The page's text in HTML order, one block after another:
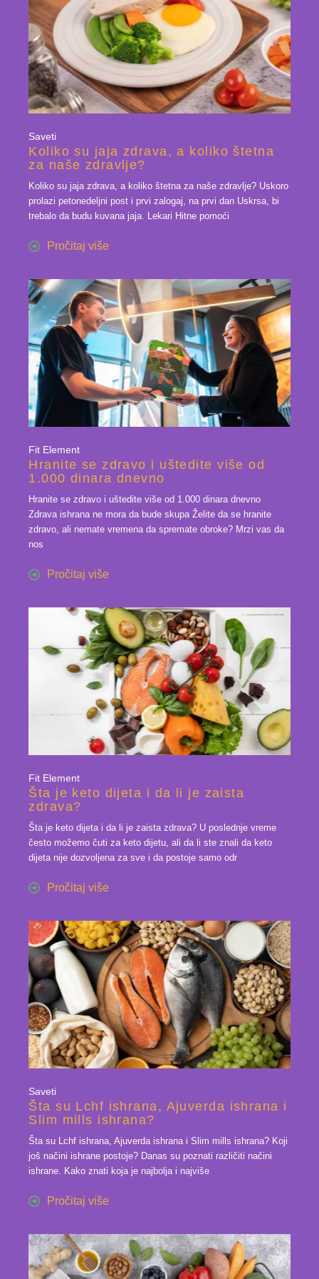
Saveti
Koliko su jaja zdrava, a koliko štetna
za naše zdravlje?
Koliko su jaja zdrava, a koliko štetna za naše zdravlje? Uskoro
prolazi petonedeljni post i prvi zalogaj, na prvi dan Uskrsa, bi
trebalo da budu kuvana jaja. Lekari Hitne pomoći
Pročitaj više
Fit Element
Hranite se zdravo i uštedite više od
1.000 dinara dnevno
Hranite se zdravo i uštedite više od 1.000 dinara dnevno
Zdrava ishrana ne mora da bude skupa Želite da se hranite
zdravo, ali nemate vremena da spremate obroke? Mrzi vas da
nos
Pročitaj više
Fit Element
Šta je keto dijeta i da li je zaista
zdrava?
Šta je keto dijeta i da li je zaista zdrava? U poslednje vreme
često možemo čuti za keto dijetu, ali da li ste znali da keto
dijeta nije dozvoljena za sve i da postoje samo odr
Pročitaj više
Saveti
Šta su Lchf ishrana, Ajuverda ishrana i
Slim mills ishrana?
Šta su Lchf ishrana, Ajuverda ishrana i Slim mills ishrana? Koji
još načini ishrane postoje? Danas su poznati različiti načini
ishrane. Kako znati koja je najbolja i najviše
Pročitaj više